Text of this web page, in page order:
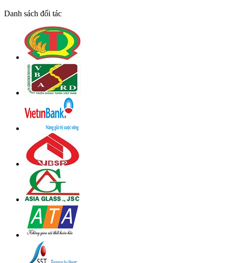
Danh sách đối tác